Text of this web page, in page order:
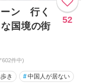
ン 行く
国境の街
52
602件中)
き #中国人が居ない